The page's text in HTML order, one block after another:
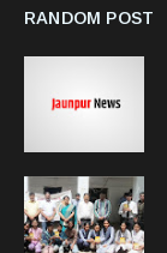
RANDOM POST